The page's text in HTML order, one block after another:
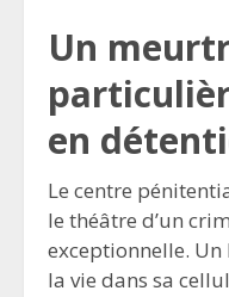
Un
en
Le centre
le théâtre d’un
exceptionnelle.
la vie dans sa